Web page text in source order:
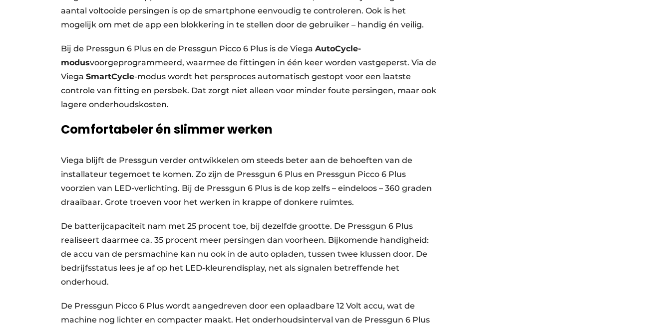
aantal voltooide persingen is op de smartphone eenvoudig te controleren. Ook is het
mogelijk om met de app een blokkering in te stellen door de gebruiker – handig én veilig.
Bij de Pressgun 6 Plus en de Pressgun Picco 6 Plus is de Viega AutoCycle-
modusvoorgeprogrammeerd, waarmee de fittingen in één keer worden vastgeperst. Via de
Viega SmartCycle-modus wordt het persproces automatisch gestopt voor een laatste
controle van fitting en persbek. Dat zorgt niet alleen voor minder foute persingen, maar ook
lagere onderhoudskosten.
Comfortabeler én slimmer werken
Viega blijft de Pressgun verder ontwikkelen om steeds beter aan de behoeften van de
installateur tegemoet te komen. Zo zijn de Pressgun 6 Plus en Pressgun Picco 6 Plus
voorzien van LED-verlichting. Bij de Pressgun 6 Plus is de kop zelfs – eindeloos – 360 graden
draaibaar. Grote troeven voor het werken in krappe of donkere ruimtes.
De batterijcapaciteit nam met 25 procent toe, bij dezelfde grootte. De Pressgun 6 Plus
realiseert daarmee ca. 35 procent meer persingen dan voorheen. Bijkomende handigheid:
de accu van de persmachine kan nu ook in de auto opladen, tussen twee klussen door. De
bedrijfsstatus lees je af op het LED-kleurendisplay, net als signalen betreffende het
onderhoud.
De Pressgun Picco 6 Plus wordt aangedreven door een oplaadbare 12 Volt accu, wat de
machine nog lichter en compacter maakt. Het onderhoudsinterval van de Pressgun 6 Plus